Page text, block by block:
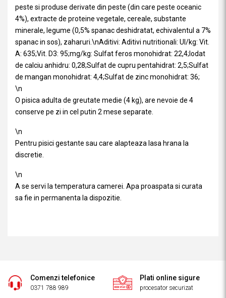
peste si produse derivate din peste (din care peste oceanic
4%), extracte de proteine vegetale, cereale, substante
minerale, legume (0,5% spanac deshidratat, echivalentul a 7%
spanac in sos), zaharuri.\nAditivi: Aditivi nutritionali: UI/kg: Vit.
A: 635;Vit. D3: 95;mg/kg: Sulfat feros monohidrat: 22,4;Iodat
de calciu anhidru: 0,28;Sulfat de cupru pentahidrat: 2,5;Sulfat
de mangan monohidrat: 4,4;Sulfat de zinc monohidrat: 36;
\n
O pisica adulta de greutate medie (4 kg), are nevoie de 4
conserve pe zi in cel putin 2 mese separate.
\n
Pentru pisici gestante sau care alapteaza lasa hrana la
discretie.
\n
A se servi la temperatura camerei. Apa proaspata si curata
sa fie in permanenta la dispozitie.
Comenzi telefonice
0371 788 989
Plati online sigure
procesator securizat